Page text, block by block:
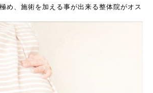
め、施術を加える事が出来る整体院がオス